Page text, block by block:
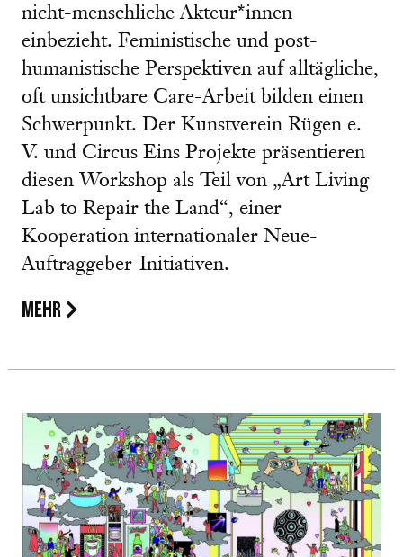
nicht-menschliche Akteur*innen
einbezieht. Feministische und post-
humanistische Perspektiven auf alltägliche,
oft unsichtbare Care-Arbeit bilden einen
Schwerpunkt. Der Kunstverein Rügen e.
V. und Circus Eins Projekte präsentieren
diesen Workshop als Teil von „Art Living
Lab to Repair the Land“, einer
Kooperation internationaler Neue-
Auftraggeber-Initiativen.
MEHR